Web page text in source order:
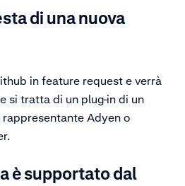
di una nuova
in feature request e verrà
si tratta di un plug-in di un
Adyen o
è supportato dal